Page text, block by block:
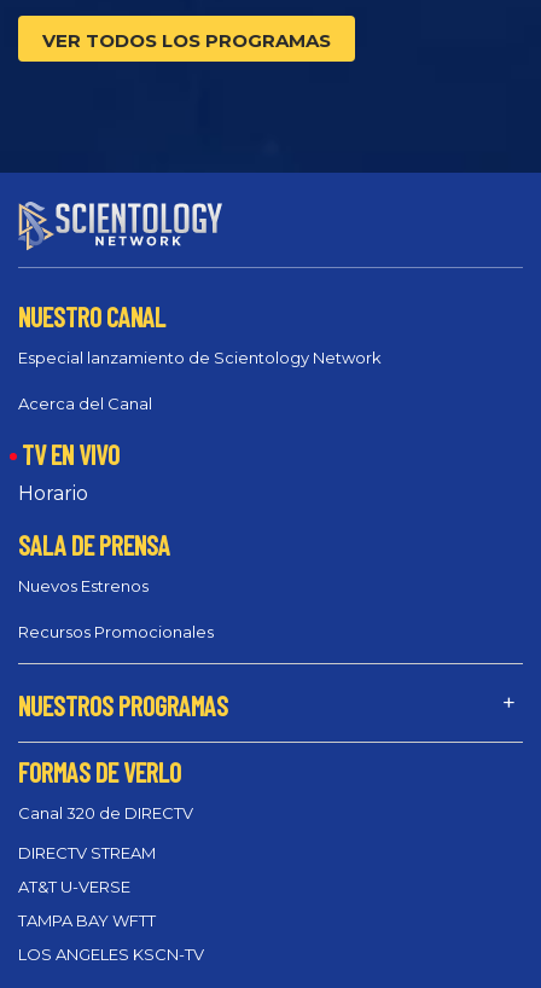
VER TODOS LOS PROGRAMAS
NUESTRO CANAL
Especial lanzamiento de Scientology Network
Acerca del Canal
TV EN VIVO
Horario
SALA DE PRENSA
Nuevos Estrenos
Recursos Promocionales
NUESTROS PROGRAMAS
FORMAS DE VERLO
Canal 320 de DIRECTV
DIRECTV STREAM
AT&T U-VERSE
TAMPA BAY WFTT
LOS ANGELES KSCN-TV